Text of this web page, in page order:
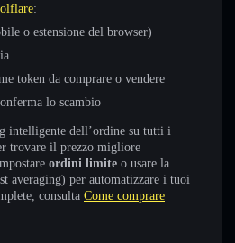
:
o estensione del browser)
token da comprare o vendere
lo scambio
intelligente dell’ordine su tutti i
trovare il prezzo migliore
ordini limite o usare la
averaging) per automatizzare i tuoi
consulta Come comprare